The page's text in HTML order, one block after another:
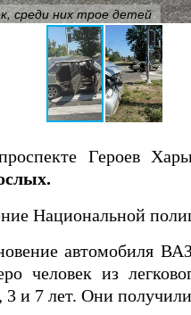
среди них трое детей
Героев
Национальной
автомобиля
человек из
и 7 лет. Они